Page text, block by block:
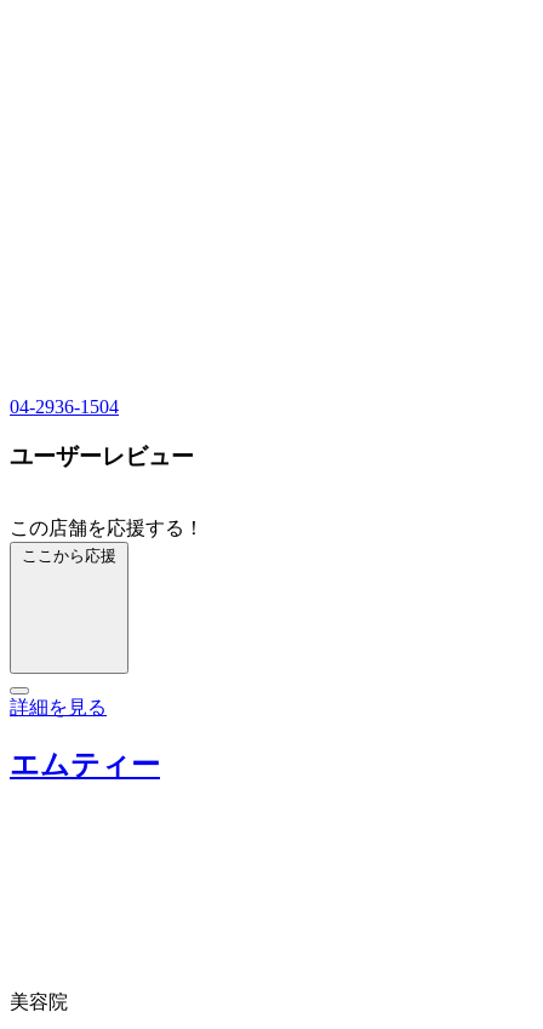
04-2936-1504
ユーザーレビュー
この店舗を応援する！
ここから応援
詳細を見る
エムティー
美容院